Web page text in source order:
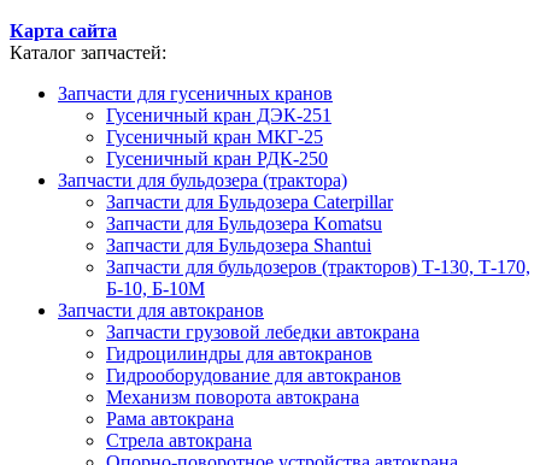
Карта сайта
Каталог запчастей:
Запчасти для гусеничных кранов
Гусеничный кран ДЭК-251
Гусеничный кран МКГ-25
Гусеничный кран РДК-250
Запчасти для бульдозера (трактора)
Запчасти для Бульдозера Caterpillar
Запчасти для Бульдозера Komatsu
Запчасти для Бульдозера Shantui
Запчасти для бульдозеров (тракторов) Т-130, Т-170,
Б-10, Б-10М
Запчасти для автокранов
Запчасти грузовой лебедки автокрана
Гидроцилиндры для автокранов
Гидрооборудование для автокранов
Механизм поворота автокрана
Рама автокрана
Стрела автокрана